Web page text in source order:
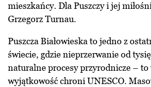
mieszkańcy. Dla Puszczy i jej
Grzegorz Turnau.
Puszcza Białowieska to jedno z
świecie, gdzie nieprzerwanie od
naturalne procesy przyrodnicze – to
wyjątkowość chroni UNESCO.